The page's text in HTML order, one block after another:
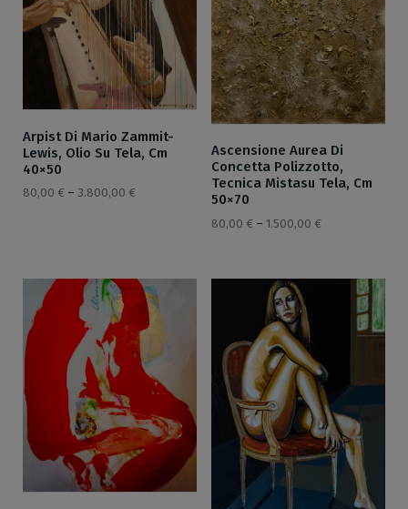
Arpist Di Mario Zammit-
Lewis, Olio Su Tela, Cm
40×50
80,00 € – 3.800,00 €
Ascensione Aurea Di
Concetta Polizzotto,
Tecnica Mistasu Tela, Cm
50×70
80,00 € – 1.500,00 €